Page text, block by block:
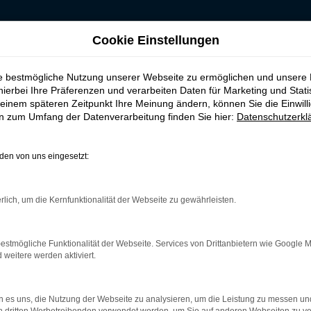
Tageszulassung in Dortmund
umfassende Recherchen durch. Haben Sie dabei auch
günstigere Möglichkeit für einen echten Neuwagen gibt. Die
Werk stammt. Der Unterschied zu einem bestellten
in Dortmund gefahren zu werden. Und das ohne
Cookie Einstellungen
bestmögliche Nutzung unserer Webseite zu ermöglichen und unsere
Ihre Präferenzen und verarbeiten Daten für Marketing und
späteren Zeitpunkt Ihre Meinung ändern, können Sie die
zum Umfang der Datenverarbeitung finden Sie hier:
von uns eingesetzt:
um die Kernfunktionalität der Webseite zu gewährleisten.
Funktionalität der Webseite. Services von Drittanbietern wie Google
weitere werden aktiviert.
es uns, die Nutzung der Webseite zu analysieren, um die Leistung zu messen